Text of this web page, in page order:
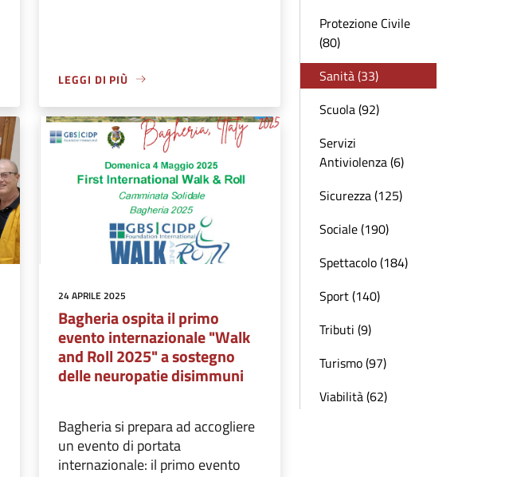
LEGGI DI PIÙ
24 APRILE 2025
Bagheria ospita il primo
evento internazionale "Walk
and Roll 2025" a sostegno
delle neuropatie disimmuni
Bagheria si prepara ad accogliere
un evento di portata
internazionale: il primo evento
Protezione Civile
(80)
Sanità (33)
Scuola (92)
Servizi
Antiviolenza (6)
Sicurezza (125)
Sociale (190)
Spettacolo (184)
Sport (140)
Tributi (9)
Turismo (97)
Viabilità (62)